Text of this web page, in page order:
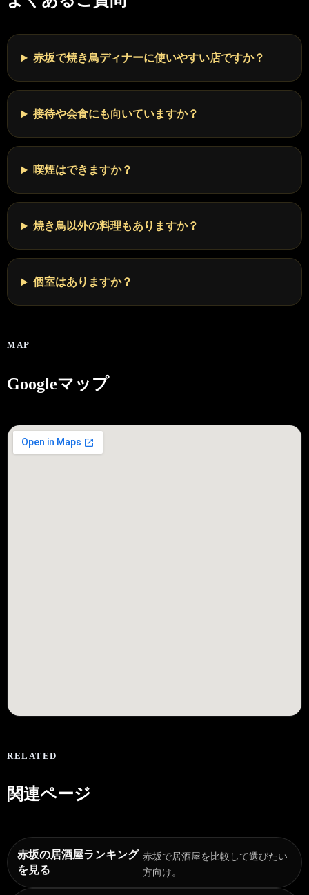
赤坂で焼き鳥ディナーに使いやすい店ですか？
接待や会食にも向いていますか？
喫煙はできますか？
焼き鳥以外の料理もありますか？
個室はありますか？
MAP
Googleマップ
RELATED
関連ページ
赤坂の居酒屋ランキング
を見る
赤坂で居酒屋を比較して選びたい
方向け。